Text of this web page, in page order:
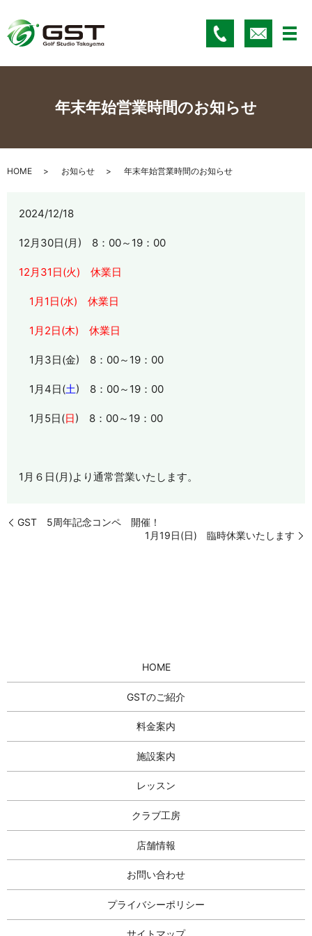
メ
年末年始営業時間のお知らせ
HOME お知らせ 年末年始営業時間のお知らせ
2024/12/18
12月30日(月) 8：00～19：00
12月31日(火) 休業日
1月1日(水) 休業日
1月2日(木) 休業日
1月3日(金) 8：00～19：00
1月4日(土) 8：00～19：00
1月5日(日) 8：00～19：00
1月６日(月)より通常営業いたします。
GST 5周年記念コンペ 開催！
1月19日(日) 臨時休業いたします
HOME
GSTのご紹介
料金案内
施設案内
レッスン
クラブ工房
店舗情報
お問い合わせ
プライバシーポリシー